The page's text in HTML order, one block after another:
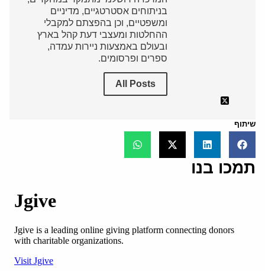
בניתוחים אסטרטגיים, מדיניים
ומשפטיים, וכן בהפצתם למקבלי
ההחלטות ומעצבי דעת קהל בארץ
ובעולם באמצעות ניירות עמדה,
ספרים ופרסומים.
All Posts
שיתוף
תמכו בנו